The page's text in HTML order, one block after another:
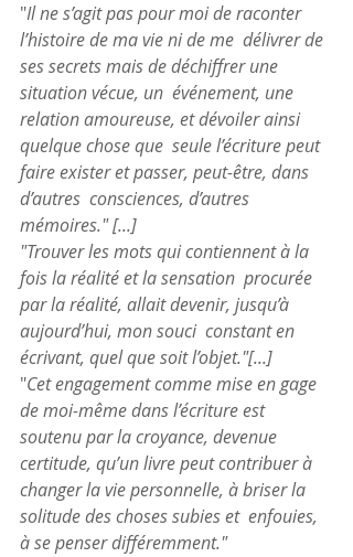
"Il ne s’agit pas pour moi de raconter
l’histoire de ma vie ni de me  délivrer de
ses secrets mais de déchiffrer une
situation vécue, un  événement, une
relation amoureuse, et dévoiler ainsi
quelque chose que  seule l’écriture peut
faire exister et passer, peut-être, dans
d’autres  consciences, d’autres
mémoires." [...]
"Trouver les mots qui contiennent à la
fois la réalité et la sensation  procurée
par la réalité, allait devenir, jusqu’à
aujourd’hui, mon souci  constant en
écrivant, quel que soit l’objet."[...]
"Cet engagement comme mise en gage
de moi-même dans l’écriture est
soutenu par la croyance, devenue
certitude, qu’un livre peut contribuer à
changer la vie personnelle, à briser la
solitude des choses subies et  enfouies,
à se penser différemment."